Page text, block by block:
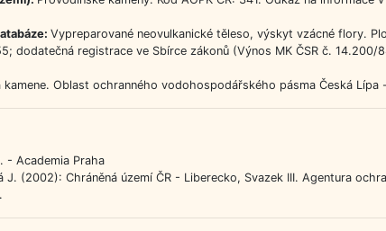
Vypreparované neovulkanické těleso, výskyt vzácné flory.
dodatečná registrace ve Sbírce zákonů (Výnos MK ČSR č. 14.200/
Oblast ochranného vodohospodářského pásma Česká Lípa
- Academia Praha
J. (2002): Chráněná území ČR - Liberecko, Svazek III. Agentura